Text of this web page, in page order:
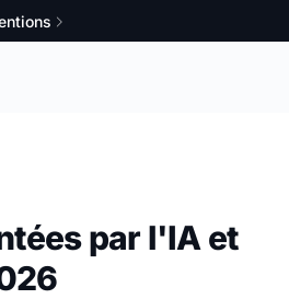
par l'IA et